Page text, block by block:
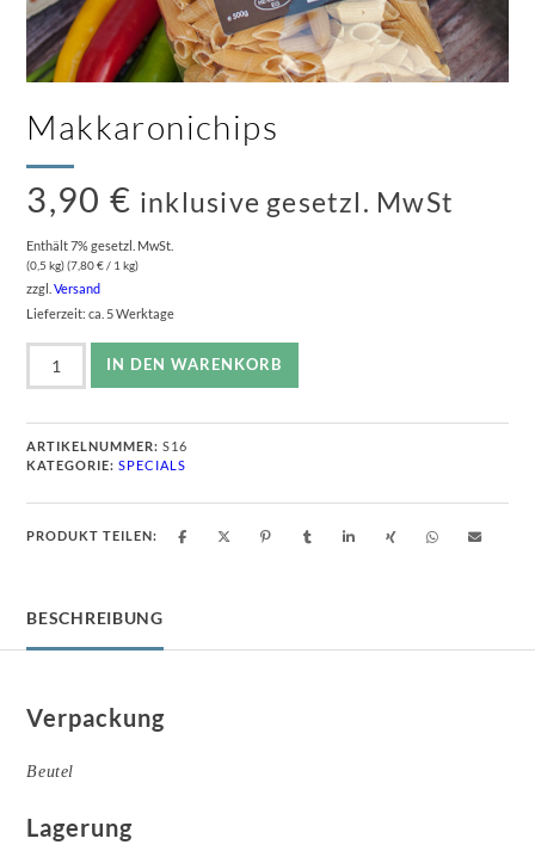
Makkaronichips
3,90 € inklusive gesetzl. MwSt
Enthält 7% gesetzl. MwSt.
(0,5 kg) (7,80€/ 1 kg)
zzgl.Versand
Lieferzeit: ca. 5 Werktage
Makkaronichips
Menge
IN DEN WARENKORB
ARTIKELNUMMER: S16
KATEGORIE: SPECIALS
PRODUKT TEILEN:
BESCHREIBUNG
Verpackung
Beutel
Lagerung